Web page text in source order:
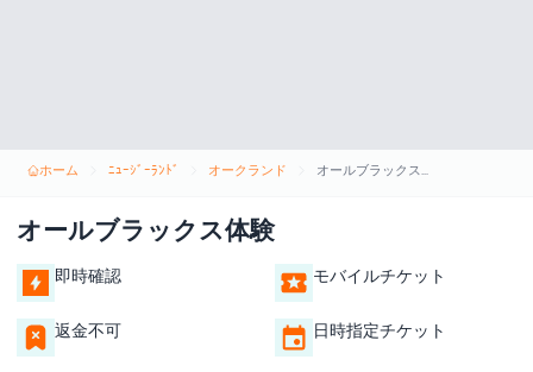
ホーム ﾆｭｰｼﾞｰﾗﾝﾄﾞ オークランド オールブラックス体験
オールブラックス体験
即時確認 モバイルチケット
返金不可 日時指定チケット